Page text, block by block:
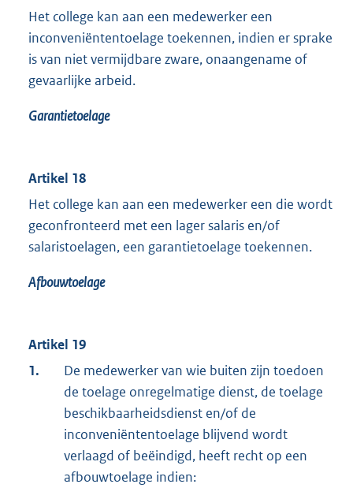
Het college kan aan een medewerker een
inconveniëntentoelage toekennen, indien er sprake
is van niet vermijdbare zware, onaangename of
gevaarlijke arbeid.
Garantietoelage
Artikel 18
Het college kan aan een medewerker een die wordt
geconfronteerd met een lager salaris en/of
salaristoelagen, een garantietoelage toekennen.
Afbouwtoelage
Artikel 19
1.
De medewerker van wie buiten zijn toedoen
de toelage onregelmatige dienst, de toelage
beschikbaarheidsdienst en/of de
inconveniëntentoelage blijvend wordt
verlaagd of beëindigd, heeft recht op een
afbouwtoelage indien: